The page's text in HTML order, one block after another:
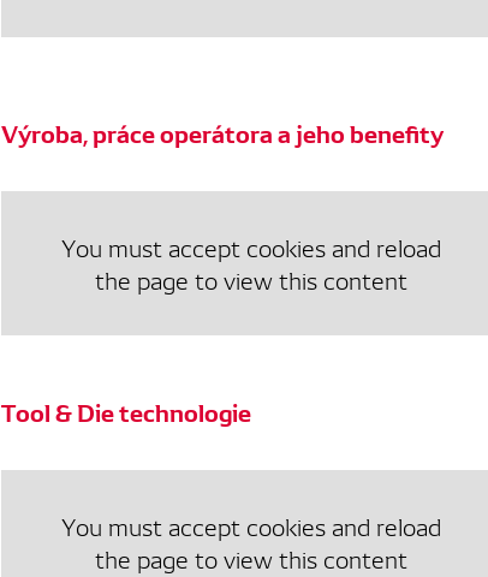
Výroba, práce operátora a jeho benefity
You must accept cookies and reload
the page to view this content
Tool & Die technologie
You must accept cookies and reload
the page to view this content